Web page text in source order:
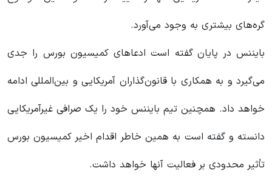
گره‌های بیشتری به وجود می‌آورد.
بایننس در پایان گفته است ادعاهای کمیسیون بورس را جدی
می‌گیرد و به همکاری با قانون‌گذاران آمریکایی و بین‌المللی ادامه
خواهد داد. همچنین تیم بایننس خود را یک صرافی غیرآمریکایی
دانسته و گفته است به همین خاطر اقدام اخیر کمیسیون بورس
تأثیر محدودی بر فعالیت آنها خواهد داشت.